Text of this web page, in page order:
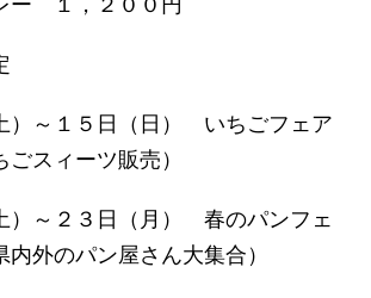
）～１５日（日） いちごフェア
ごスィーツ販売）
）～２３日（月） 春のパンフェ
外のパン屋さん大集合）